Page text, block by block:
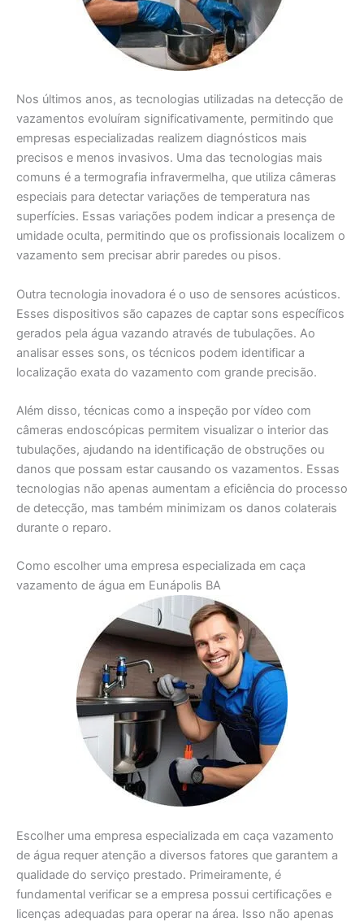
Nos últimos anos, as tecnologias utilizadas na detecção de
vazamentos evoluíram significativamente, permitindo que
empresas especializadas realizem diagnósticos mais
precisos e menos invasivos. Uma das tecnologias mais
comuns é a termografia infravermelha, que utiliza câmeras
especiais para detectar variações de temperatura nas
superfícies. Essas variações podem indicar a presença de
umidade oculta, permitindo que os profissionais localizem o
vazamento sem precisar abrir paredes ou pisos.
Outra tecnologia inovadora é o uso de sensores acústicos.
Esses dispositivos são capazes de captar sons específicos
gerados pela água vazando através de tubulações. Ao
analisar esses sons, os técnicos podem identificar a
localização exata do vazamento com grande precisão.
Além disso, técnicas como a inspeção por vídeo com
câmeras endoscópicas permitem visualizar o interior das
tubulações, ajudando na identificação de obstruções ou
danos que possam estar causando os vazamentos. Essas
tecnologias não apenas aumentam a eficiência do processo
de detecção, mas também minimizam os danos colaterais
durante o reparo.
Como escolher uma empresa especializada em caça
vazamento de água em Eunápolis BA
Escolher uma empresa especializada em caça vazamento
de água requer atenção a diversos fatores que garantem a
qualidade do serviço prestado. Primeiramente, é
fundamental verificar se a empresa possui certificações e
licenças adequadas para operar na área. Isso não apenas